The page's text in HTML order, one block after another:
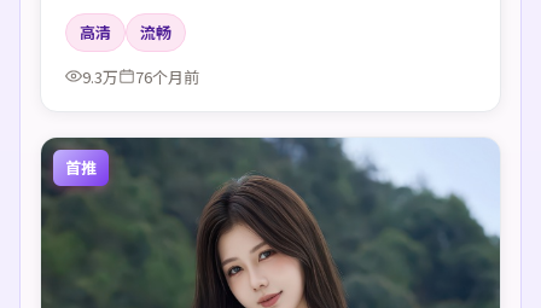
高清
流畅
9.3万
76个月前
首推